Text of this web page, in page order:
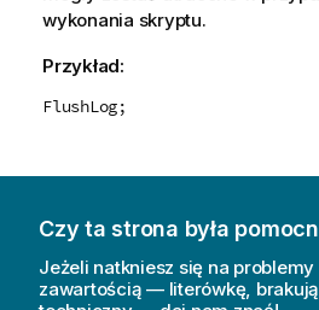
wykonania skryptu.
Przykład:
FlushLog;
Czy ta strona była
Jeżeli natkniesz się na
zawartością — literówkę,